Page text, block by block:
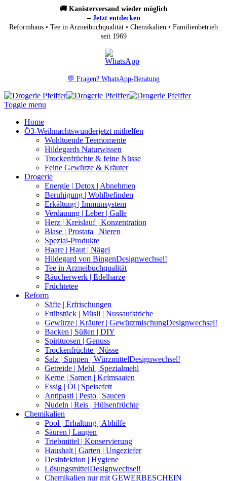
🚚 Kanisterversand wieder möglich
– Jetzt entdecken
Reformhaus • Tee in Arzneibuchqualität • Chemikalien • Familienbetrieb
seit 1969
💬 Fragen? WhatsApp-Beratung
Toggle menu
Home
Ö3-Weihnachtswunderjetzt mithelfen
Wohltuende Teemomente
Hildegards Naturwissen
Trockenfrüchte & feine Nüsse
Feine Gewürze & Kräuter
Drogerie
Energie | Detox | Abnehmen
Beruhigung | Wohlbefinden
Erkältung | Immunsystem
Verdauung | Leber | Galle
Herz | Kreislauf | Konzentration
Blase | Prostata | Nieren
Spezial-Produkte
Haare | Haut | Nägel
Hildegard von BingenDesignwechsel!
Tee in Arzneibuchqualität
Räucherwerk | Edelharze
Früchtetee
Reform
Säfte | Erfrischungen
Frühstück | Müsli | Nussaufstriche
Gewürze | Kräuter | GewürzmischungDesignwechsel!
Backen | Süßen | DIY
Spirituosen | Genuss
Trockenfrüchte | Nüsse
Salz | Suppen | WürzmittelDesignwechsel!
Getreide | Mehl | Spezialmehl
Kerne | Samen | Keimsaaten
Essig | Öl | Speisefett
Antipasti | Pesto | Saucen
Nudeln | Reis | Hülsenfrüchte
Chemikalien
Pool | Erhaltung | Abhilfe
Säuren | Laugen
Triebmittel | Konservierung
Haushalt | Garten | Ungeziefer
Desinfektion | Hygiene
LösungsmittelDesignwechsel!
Chemikalien nur mit GEWERBESCHEIN